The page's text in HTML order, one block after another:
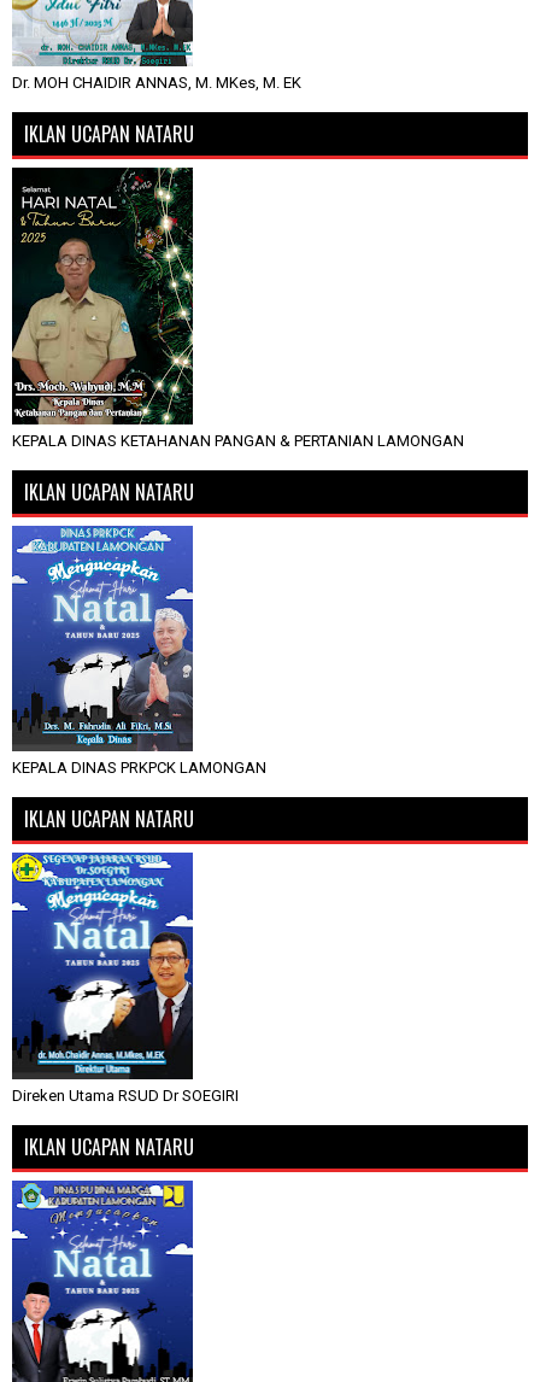
Dr. MOH CHAIDIR ANNAS, M. MKes, M. EK
IKLAN UCAPAN NATARU
KEPALA DINAS KETAHANAN PANGAN & PERTANIAN LAMONGAN
IKLAN UCAPAN NATARU
KEPALA DINAS PRKPCK LAMONGAN
IKLAN UCAPAN NATARU
Direken Utama RSUD Dr SOEGIRI
IKLAN UCAPAN NATARU